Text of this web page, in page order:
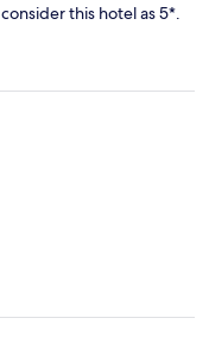
this hotel as 5*.